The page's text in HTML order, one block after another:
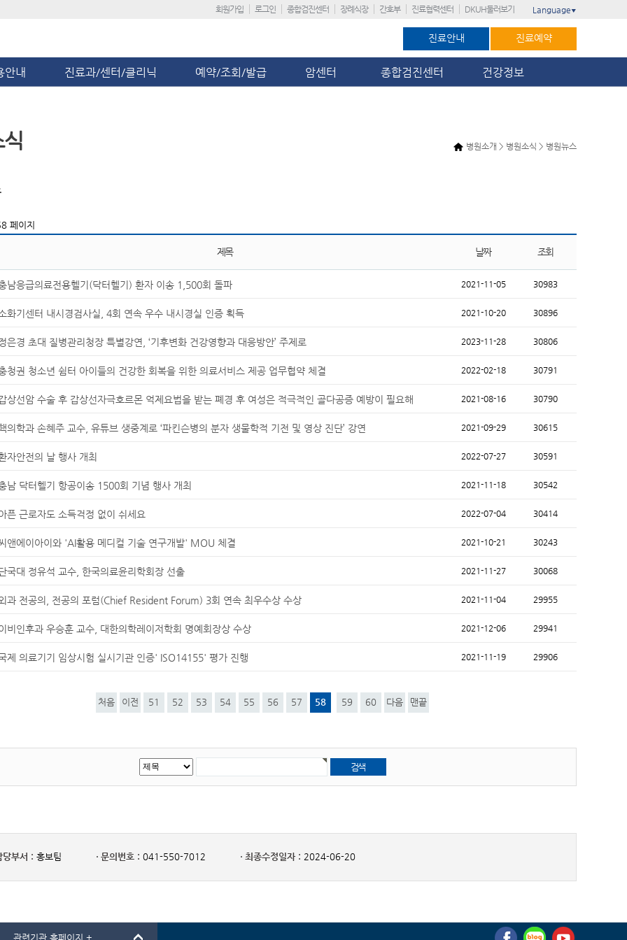
회원가입 로그인 종합검진센터 장례식장 간호부 진료협력센터 DKUH둘러보기 Language ▼
진료안내 진료예약
안내 진료과/센터/클리닉 예약/조회/발급 암센터 종합검진센터 건강정보
병원소개 > 병원소식 > 병원뉴스
페이지
제목 날짜 조회
남응급의료전용헬기(닥터헬기) 환자 이송 1,500회 돌파 2021-11-05 30983
화기센터 내시경검사실, 4회 연속 우수 내시경실 인증 획득 2021-10-20 30896
은경 초대 질병관리청장 특별강연, ‘기후변화 건강영향과 대응방안’ 주제로 2023-11-28 30806
청권 청소년 쉼터 아이들의 건강한 회복을 위한 의료서비스 제공 업무협약 체결 2022-02-18 30791
상선암 수술 후 갑상선자극호르몬 억제요법을 받는 폐경 후 여성은 적극적인 골다공증 예방이 필요해 2021-08-16 30790
의학과 손혜주 교수, 유튜브 생중계로 ‘파킨슨병의 분자 생물학적 기전 및 영상 진단’ 강연 2021-09-29 30615
자안전의 날 행사 개최 2022-07-27 30591
남 닥터헬기 항공이송 1500회 기념 행사 개최 2021-11-18 30542
픈 근로자도 소득걱정 없이 쉬세요 2022-07-04 30414
앤에이아이와 'AI활용 메디컬 기술 연구개발' MOU 체결 2021-10-21 30243
국대 정유석 교수, 한국의료윤리학회장 선출 2021-11-27 30068
과 전공의, 전공의 포럼(Chief Resident Forum) 3회 연속 최우수상 수상 2021-11-04 29955
비인후과 우승훈 교수, 대한의학레이저학회 명예회장상 수상 2021-12-06 29941
제 의료기기 임상시험 실시기관 인증' ISO14155' 평가 진행 2021-11-19 29906
처음 이전 51 52 53 54 55 56 57 58 59 60 다음 맨끝
당부서 : 홍보팀 문의번호 : 041-550-7012 최종수정일자 : 2024-06-20
관련기관 홈페이지 +